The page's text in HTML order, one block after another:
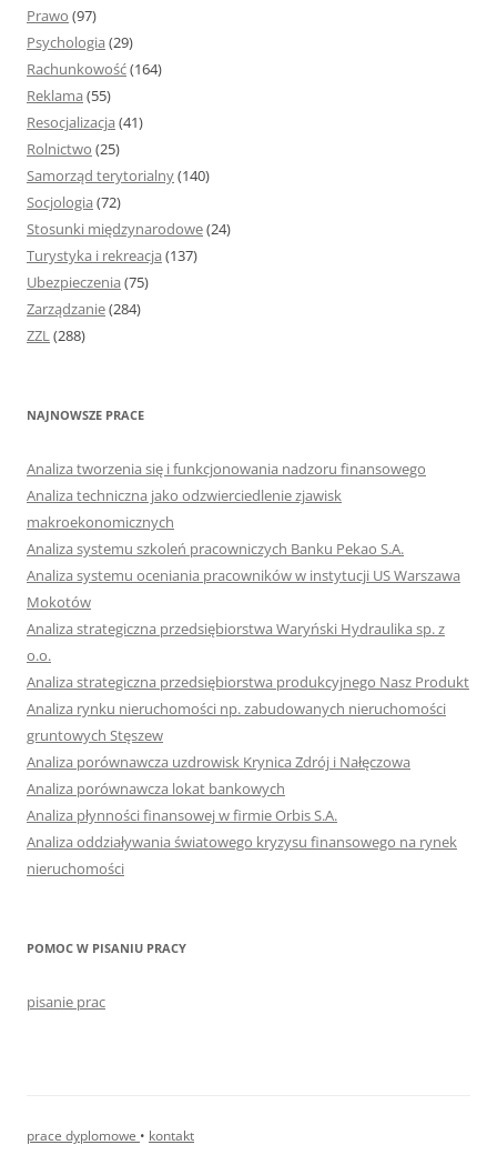
Prawo (97)
Psychologia (29)
Rachunkowość(164)
Reklama (55)
Resocjalizacja (41)
Rolnictwo (25)
Samorząd terytorialny(140)
Socjologia (72)
Stosunki międzynarodowe(24)
Turystyka i rekreacja (137)
Ubezpieczenia (75)
Zarządzanie(284)
ZZL(288)
NAJNOWSZE PRACE
Analiza tworzenia się i funkcjonowania nadzoru finansowego
Analiza techniczna jako odzwierciedlenie zjawisk
makroekonomicznych
Analiza systemu szkoleń pracowniczych Banku Pekao S.A.
Analiza systemu oceniania pracowników w instytucji US Warszawa
Mokotów
Analiza strategiczna przedsiębiorstwa Waryński Hydraulika sp. z
o.o.
Analiza strategiczna przedsiębiorstwa produkcyjnego Nasz Produkt
Analiza rynku nieruchomości np. zabudowanych nieruchomości
gruntowych Stęszew
Analiza porównawcza uzdrowisk Krynica Zdrój i Nałęczowa
Analiza porównawcza lokat bankowych
Analiza płynności finansowej w firmie Orbis S.A.
Analiza oddziaływania światowego kryzysu finansowego na rynek
nieruchomości
POMOC W PISANIU PRACY
pisanie prac
prace dyplomowe • kontakt